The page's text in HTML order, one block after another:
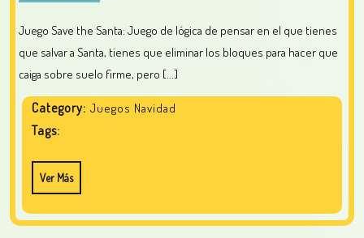
Juego Save the Santa: Juego de lógica de pensar en el que tienes
que salvar a Santa, tienes que eliminar los bloques para hacer que
caiga sobre suelo firme, pero [...]
Category: Juegos Navidad
Tags:
Ver Más